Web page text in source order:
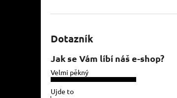
Dotazník
Jak se Vám líbí náš e-shop?
Velmi pěkný
Ujde to